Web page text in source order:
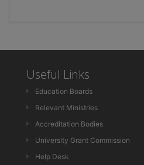
Useful Links
Education Boards
Relevant Ministries
Accreditation Bodies
University Grant Commission
Help Desk